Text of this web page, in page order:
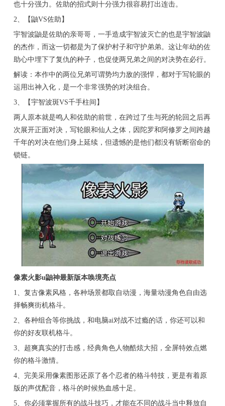
也十分强力。佐助的招式则十分强力很容易打出连击。
2、【鼬VS佐助】
宇智波鼬是佐助的亲哥哥，一手造成宇智波灭亡的也是宇智波鼬
的杰作，而这一切都是为了保护村子和守护弟弟。这让年幼的佐
助心中埋下了复仇的种子，也促使两兄弟之间的对决势在必行。
解读：本作中的两位兄弟可谓势均力敌的强悍，都对于写轮眼的
运用出神入化，是一个非常强势的对决组合。
3、【宇智波斑VS千手柱间】
两人原本就是鸣人和佐助的前世，在跨过了生与死的轮回之后再
次展开正面对决，写轮眼和仙人之体，因陀罗和阿修罗之间跨越
千年的对决在他们身上延续，但遗憾的是他们都没有斩断宿命的
锁链。
像素火影u鼬神最新版本唤境亮点
1、复古像素风格，各种场景都取自动漫，海量动漫角色自由选
择畅爽街机格斗。
2、各种组合等你挑战，和电脑ai对战不过瘾的话，你还可以和
你的好友联机格斗。
3、超爽真实的打击感，经典角色人物酷炫大招，全屏特效点燃
你的格斗激情。
4、完美采用像素图形还原了各个忍者的格斗特技，更是有着原
版的声优配音，格斗的时候热血感十足。
5、你必须掌握所有的战斗技巧，才能在不同的战斗当中释放自